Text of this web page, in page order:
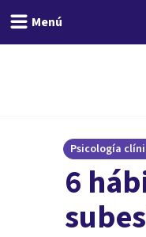
Menú
Psicología
6